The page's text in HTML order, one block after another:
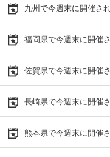
九州で今週末に開催さ
福岡県で今週末に開催
佐賀県で今週末に開催
長崎県で今週末に開催
熊本県で今週末に開催